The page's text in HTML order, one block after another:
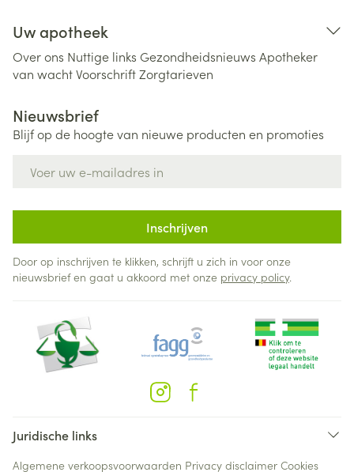
Uw apotheek
Over ons Nuttige links Gezondheidsnieuws Apotheker
van wachtVoorschriftZorgtarieven
Nieuwsbrief
Blijf op de hoogte van nieuwe producten en promoties
Inschrijven
Door op inschrijven te klikken, schrijft u zich in voor onze
nieuwsbrief en gaat u akkoord met onze privacy policy.
Juridische links
Algemene verkoopsvoorwaarden Privacy disclaimer Cookies